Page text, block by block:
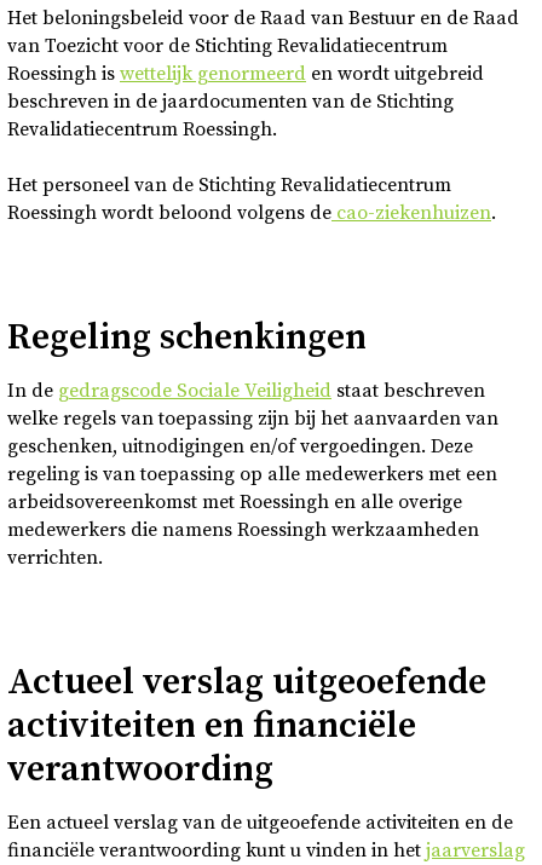
Het beloningsbeleid voor de Raad van Bestuur en de Raad
van Toezicht voor de Stichting Revalidatiecentrum
Roessingh is wettelijk genormeerd en wordt uitgebreid
beschreven in de jaardocumenten van de Stichting
Revalidatiecentrum Roessingh.
Het personeel van de Stichting Revalidatiecentrum
Roessingh wordt beloond volgens de cao-ziekenhuizen.
Regeling schenkingen
In de gedragscode Sociale Veiligheid staat beschreven
welke regels van toepassing zijn bij het aanvaarden van
geschenken, uitnodigingen en/of vergoedingen. Deze
regeling is van toepassing op alle medewerkers met een
arbeidsovereenkomst met Roessingh en alle overige
medewerkers die namens Roessingh werkzaamheden
verrichten.
Actueel verslag uitgeoefende
activiteiten en financiële
verantwoording
Een actueel verslag van de uitgeoefende activiteiten en de
financiële verantwoording kunt u vinden in het jaarverslag